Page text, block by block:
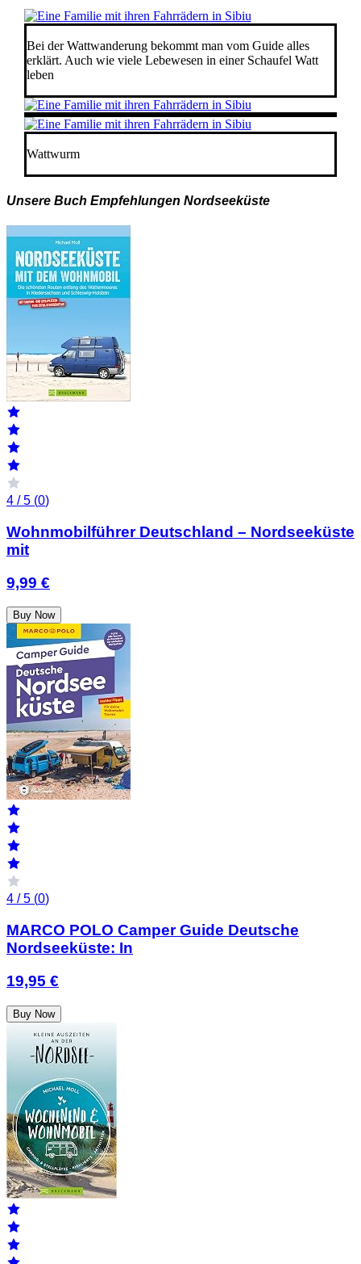
Bei der Wattwanderung bekommt man vom Guide alles
erklärt. Auch wie viele Lebewesen in einer Schaufel Watt
leben
Wattwurm
Unsere Buch Empfehlungen Nordseeküste
4 / 5 (0)
Wohnmobilführer Deutschland – Nordseeküste
mit
9,99 €
Buy Now
4 / 5 (0)
MARCO POLO Camper Guide Deutsche
Nordseeküste: In
19,95 €
Buy Now